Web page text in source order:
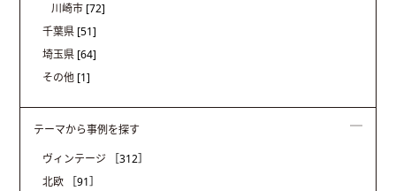
川崎市 [72]
千葉県 [51]
埼玉県 [64]
その他 [1]
テーマから事例を探す
ヴィンテージ
［312］
北欧
［91］